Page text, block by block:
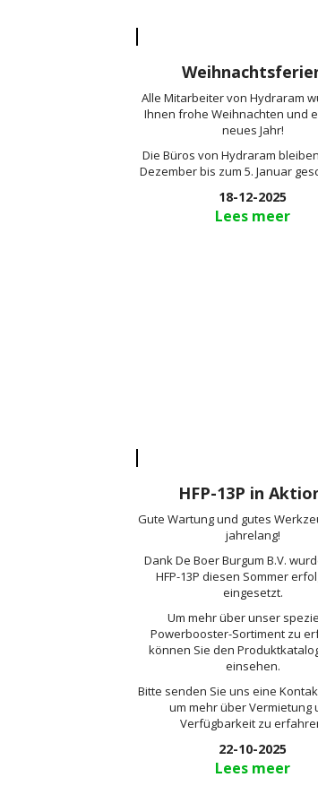
Alle Mitarbeiter von Hydraram
Ihnen frohe Weihnachten und
neues Jahr!
Die Büros von Hydraram
Dezember bis zum 5. Januar
18-12-2025
Lees meer
HFP-13P in
Gute Wartung und gutes
jahrelang!
Dank De Boer Burgum B.V.
HFP-13P diesen Sommer
eingesetzt.
Um mehr über unser
Powerbooster-Sortiment zu
können Sie den
einsehen.
Bitte senden Sie uns eine
um mehr über Vermietung
Verfügbarkeit zu
22-10-2025
Lees meer